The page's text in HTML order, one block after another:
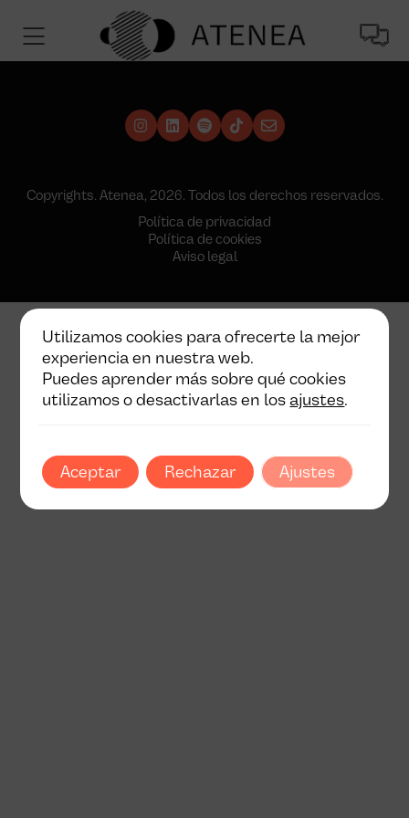
Copyrights. Atenea, 2026. Todos los derechos reservados.
Política de privacidad
Política de cookies
Aviso legal
Utilizamos cookies para ofrecerte la mejor
experiencia en nuestra web.
Puedes aprender más sobre qué cookies
utilizamos o desactivarlas en losajustes.
Aceptar Rechazar Ajustes